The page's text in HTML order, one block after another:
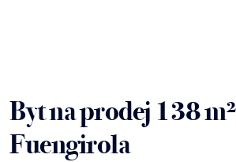
Byt na prodej 138 m²
Fuengirola